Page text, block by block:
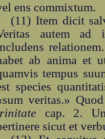
ens commixtum.
(11) Item dicit
autem ad
ab anima et
tempus
species
veritas.»
cap. 2.
sicut et